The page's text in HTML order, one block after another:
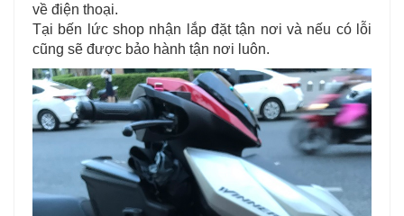
về điện thoại.
Tại bến lức shop nhận lắp đặt tận nơi và nếu có lỗi
cũng sẽ được bảo hành tận nơi luôn.